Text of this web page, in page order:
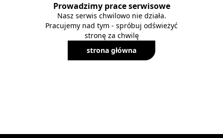
Prowadzimy prace serwisowe
Nasz serwis chwilowo nie działa.
Pracujemy nad tym - spróbuj odświeżyć
stronę za chwilę
strona główna